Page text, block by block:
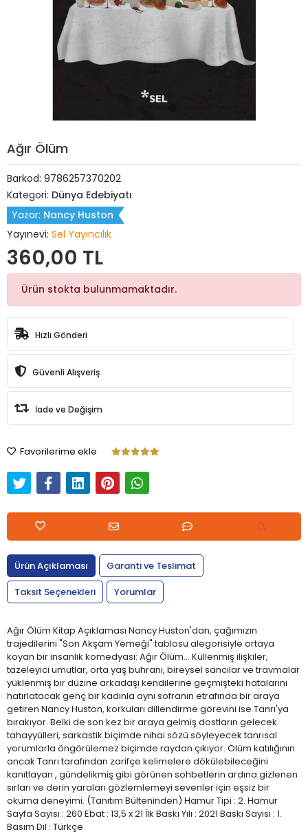
Ağır Ölüm
Barkod: 9786257370202
Kategori: Dünya Edebiyatı
Yazar: Nancy Huston
Yayınevi: Sel Yayıncılık
360,00 TL
Ürün stokta bulunmamaktadır.
Hızlı Gönderi
Güvenli Alışveriş
İade ve Değişim
Favorilerime ekle
Ürün Açıklaması
Garanti ve Teslimat
Taksit Seçenekleri
Yorumlar
Ağır Ölüm Kitap Açıklaması Nancy Huston'dan, çağımızın
trajedilerini "Son Akşam Yemeği" tablosu alegorisiyle ortaya
koyan bir insanlık komedyası: Ağır Ölüm... Küllenmiş ilişkiler,
tazeleyici umutlar, orta yaş buhranı, bireysel sancılar ve travmalar
yüklenmiş bir düzine arkadaşı kendilerine geçmişteki hatalarını
hatırlatacak genç bir kadınla aynı sofranın etrafında bir araya
getiren Nancy Huston, korkuları dillendirme görevini ise Tanrı'ya
bırakıyor. Belki de son kez bir araya gelmiş dostların gelecek
tahayyülleri, sarkastik biçimde nihai sözü söyleyecek tanrısal
yorumlarla öngörülemez biçimde raydan çıkıyor. Ölüm katılığının
ancak Tanrı tarafından zarifçe kelimelere dökülebileceğini
kanıtlayan , gündelikmiş gibi görünen sohbetlerin ardına gizlenen
sırları ve derin yaraları gözlemlemeyi sevenler için eşsiz bir
okuma deneyimi. (Tanıtım Bülteninden) Hamur Tipi : 2. Hamur
Sayfa Sayısı : 260 Ebat : 13,5 x 21 İlk Baskı Yılı : 2021 Baskı Sayısı : 1.
Basım Dil : Türkçe